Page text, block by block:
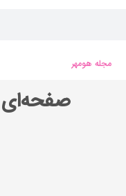
مجله هومهر
صفحه‌ای